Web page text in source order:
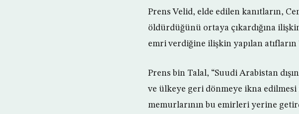
Prens Velid, elde edilen kanıtların,
öldürdüğünü ortaya çıkardığına
emri verdiğine ilişkin yapılan
Prens bin Talal, “Suudi Arabistan
ve ülkeye geri dönmeye ikna
memurlarının bu emirleri yerine